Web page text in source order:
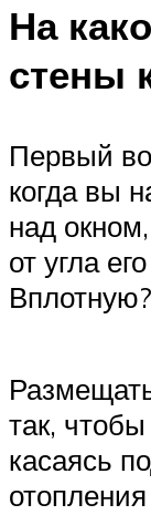
На
стены
Первый
когда вы
над
от угла
так,
касаясь
отопления